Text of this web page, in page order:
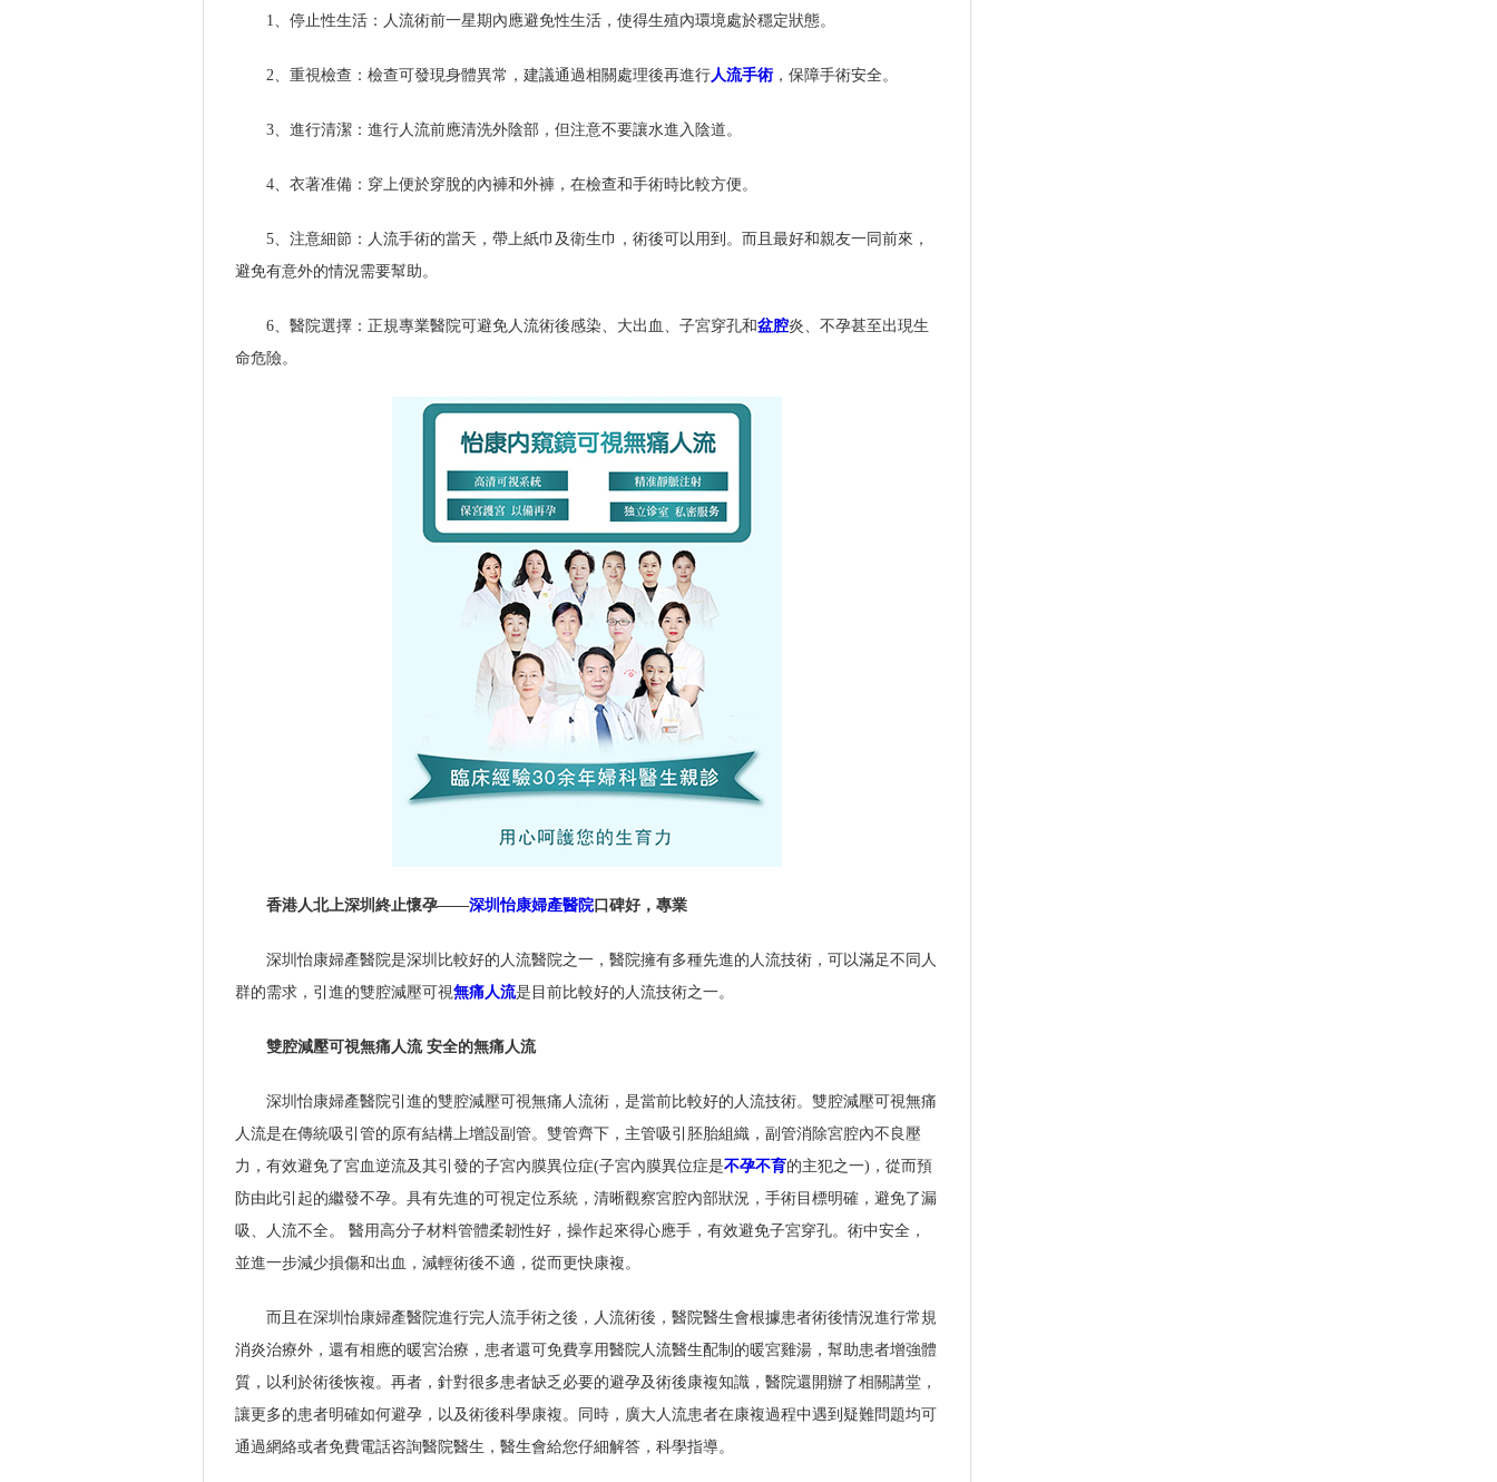
1、停止性生活：人流術前一星期內應避免性生活，使得生殖內環境處於穩定狀態。
2、重視檢查：檢查可發現身體異常，建議通過相關處理後再進行人流手術，保障手術安全。
3、進行清潔：進行人流前應清洗外陰部，但注意不要讓水進入陰道。
4、衣著准備：穿上便於穿脫的內褲和外褲，在檢查和手術時比較方便。
5、注意細節：人流手術的當天，帶上紙巾及衛生巾，術後可以用到。而且最好和親友一同前來，
避免有意外的情況需要幫助。
6、醫院選擇：正規專業醫院可避免人流術後感染、大出血、子宮穿孔和盆腔炎、不孕甚至出現生
命危險。
香港人北上深圳終止懷孕——深圳怡康婦產醫院口碑好，專業
深圳怡康婦產醫院是深圳比較好的人流醫院之一，醫院擁有多種先進的人流技術，可以滿足不同人
群的需求，引進的雙腔減壓可視無痛人流是目前比較好的人流技術之一。
雙腔減壓可視無痛人流 安全的無痛人流
深圳怡康婦產醫院引進的雙腔減壓可視無痛人流術，是當前比較好的人流技術。雙腔減壓可視無痛
人流是在傳統吸引管的原有結構上增設副管。雙管齊下，主管吸引胚胎組織，副管消除宮腔內不良壓
力，有效避免了宮血逆流及其引發的子宮內膜異位症(子宮內膜異位症是不孕不育的主犯之一)，從而預
防由此引起的繼發不孕。具有先進的可視定位系統，清晰觀察宮腔內部狀況，手術目標明確，避免了漏
吸、人流不全。 醫用高分子材料管體柔韌性好，操作起來得心應手，有效避免子宮穿孔。術中安全，
並進一步減少損傷和出血，減輕術後不適，從而更快康複。
而且在深圳怡康婦產醫院進行完人流手術之後，人流術後，醫院醫生會根據患者術後情況進行常規
消炎治療外，還有相應的暖宮治療，患者還可免費享用醫院人流醫生配制的暖宮雞湯，幫助患者增強體
質，以利於術後恢複。再者，針對很多患者缺乏必要的避孕及術後康複知識，醫院還開辦了相關講堂，
讓更多的患者明確如何避孕，以及術後科學康複。同時，廣大人流患者在康複過程中遇到疑難問題均可
通過網絡或者免費電話咨詢醫院醫生，醫生會給您仔細解答，科學指導。